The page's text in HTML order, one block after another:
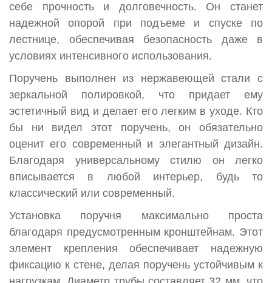
себе прочность и долговечность. Он станет
надежной опорой при подъеме и спуске по
лестнице, обеспечивая безопасность даже в
условиях интенсивного использования.
Поручень выполнен из нержавеющей стали с
зеркальной полировкой, что придает ему
эстетичный вид и делает его легким в уходе. Кто
бы ни видел этот поручень, он обязательно
оценит его современный и элегантный дизайн.
Благодаря универсальному стилю он легко
вписывается в любой интерьер, будь то
классический или современный.
Установка поручня максимально проста
благодаря предусмотренным кронштейнам. Этот
элемент крепления обеспечивает надежную
фиксацию к стене, делая поручень устойчивым к